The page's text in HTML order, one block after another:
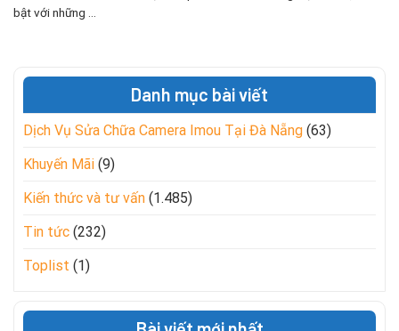
Danh mục bài viết
Dịch Vụ Sửa Chữa Camera Imou Tại Đà Nẵng (63)
Khuyến Mãi (9)
Kiến thức và tư vấn (1.485)
Tin tức (232)
Toplist (1)
bật với những ...